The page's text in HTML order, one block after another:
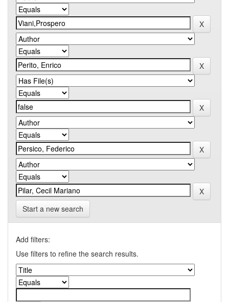
Start a new search
Add filters:
Use filters to refine the search results.